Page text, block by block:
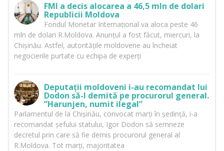
FMI a decis alocarea a 46,5 mln de dolari
Republicii Moldova
Fondul Monetar Internațional va aloca peste 46
mln de dolari R.Moldova. Anunțul a fost făcut, miercuri, la
Chișinău. Astfel, autoritățile moldovene au încheiat
negocierile purtate cu echipa de experți
Deputații moldoveni i-au recomandat lui
Dodon să-l demită pe procurorul general.
”Harunjen, numit ilegal”
Parlamentul de la Chișinău, convocat marți în ședință, i-a
recomandat șefului statului, Igor Dodon să semneze
decretul prin care să fie demis procurorul general al
R.Moldova. Tot marți, majoritatea